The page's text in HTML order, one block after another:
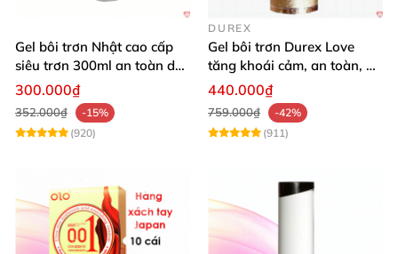
Gel bôi trơn Nhật cao cấp
siêu trơn 300ml an toàn dễ
dùng
300.000₫
352.000₫
-15%
(920)
DUREX
Gel bôi trơn Durex Love
tăng khoái cảm, an toàn, dễ
dùng
440.000₫
759.000₫
-42%
(911)